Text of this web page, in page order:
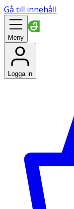
Gå till innehåll
Meny
Logga in